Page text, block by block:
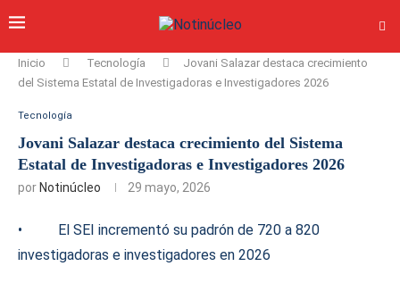
Inicio Tecnología
Jovani Salazar destaca crecimiento
del Sistema Estatal de Investigadoras e Investigadores 2026
Tecnología
Jovani Salazar destaca crecimiento del Sistema
Estatal de Investigadoras e Investigadores 2026
por Notinúcleo 29 mayo, 2026
• El SEI incrementó su padrón de 720 a 820
investigadoras e investigadores en 2026